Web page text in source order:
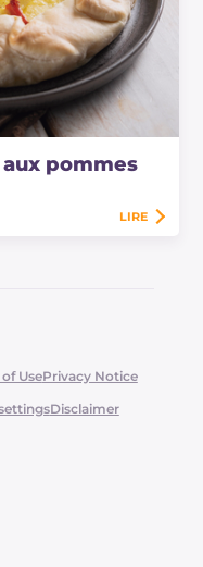
pommes
LIRE
UsePrivacy Notice
Disclaimer